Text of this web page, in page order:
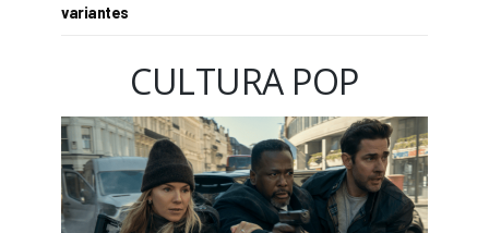
variantes
CULTURA POP